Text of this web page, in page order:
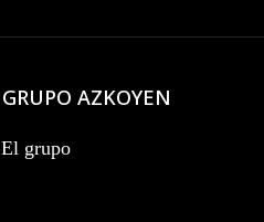
GRUPO AZKOYEN
El grupo